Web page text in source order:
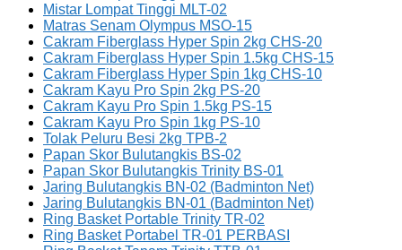
Mistar Lompat Tinggi MLT-02
Matras Senam Olympus MSO-15
Cakram Fiberglass Hyper Spin 2kg CHS-20
Cakram Fiberglass Hyper Spin 1.5kg CHS-15
Cakram Fiberglass Hyper Spin 1kg CHS-10
Cakram Kayu Pro Spin 2kg PS-20
Cakram Kayu Pro Spin 1.5kg PS-15
Cakram Kayu Pro Spin 1kg PS-10
Tolak Peluru Besi 2kg TPB-2
Papan Skor Bulutangkis BS-02
Papan Skor Bulutangkis Trinity BS-01
Jaring Bulutangkis BN-02 (Badminton Net)
Jaring Bulutangkis BN-01 (Badminton Net)
Ring Basket Portable Trinity TR-02
Ring Basket Portabel TR-01 PERBASI